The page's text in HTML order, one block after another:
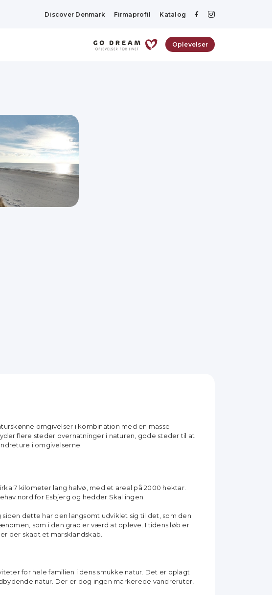
Discover Denmark Firmaprofil Katalog
Oplevelser
omgivelser i kombination med en masse
flere steder overnatninger i naturen, gode steder til at
i omgivelserne.
7 kilometer lang halvø, med et areal på 2000 hektar.
nord for Esbjerg og hedder Skallingen.
dette har den langsomt udviklet sig til det, som den
som i den grad er værd at opleve. I tidens løb er
der skabt et marsklandskab.
for hele familien i dens smukke natur. Det er oplagt
natur. Der er dog ingen markerede vandreruter,